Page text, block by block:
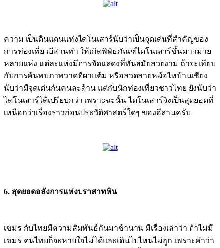
ความ เป็นดินแดนแห่งไดโนเสาร์นับว่าเป็นจุดเด่นที่สำคัญของ
การท่องเที่ยวอีสานทำ ให้เกิดพิพิธภัณฑ์ไดโนเสาร์ขึ้นมากมาย
หลายแห่ง แต่ละแห่งมีการจัดแสดงที่ทันสมัยสวยงาม ถ้าจะเทียบ
กับการค้นพบภาพวาดที่ผาแต้ม หรือลวดลายหม้อไหบ้านเชียง
นับว่ามีจุดเด่นกันคนละด้าน แต่กับนักท่องเที่ยวชาวไทย ยังนับว่า
ไดโนเสาร์ได้เปรียบกว่า เพราะฉะนั้น ไดโนเสาร์จึงเป็นสุดยอดที่
เหนือกว่าเรื่องราวก่อนประวัติศาสตร์ใดๆ ของอีสานครับ
6. สุดยอดอลังการแห่งปราสาทหิน
เขมร กับไทยมีความสัมพันธ์กันมาช้านาน มีเรื่องเล่าว่า ถ้าไม่มี
เขมร คนไทยก็จะหายใจไม่ได้และเดินไปไหนไม่ถูก เพราะคำว่า